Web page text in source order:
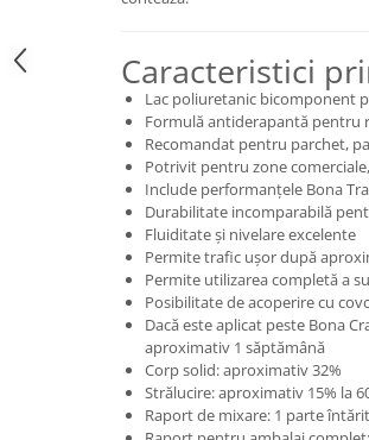
Caracteristici
Lac poliuretanic bicomponent
Formulă antiderapantă pentru
Recomandat pentru parchet,
Potrivit pentru zone
Include performanțele Bona
Durabilitate incomparabilă
Fluiditate și nivelare excelente
Permite trafic ușor după
Permite utilizarea completă a
Posibilitate de acoperire cu
Dacă este aplicat peste Bona
aproximativ 1 săptămână
Corp solid: aproximativ 32%
Strălucire: aproximativ 15% la
Raport de mixare: 1 parte